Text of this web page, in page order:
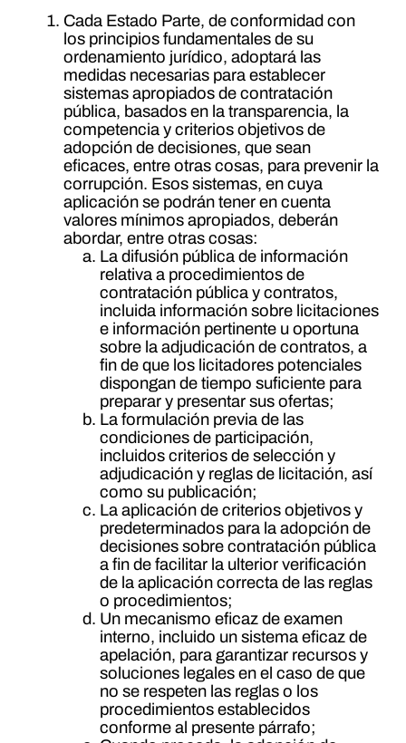
Cada Estado Parte, de conformidad con
los principios fundamentales de su
ordenamiento jurídico, adoptará las
medidas necesarias para establecer
sistemas apropiados de contratación
pública, basados en la transparencia, la
competencia y criterios objetivos de
adopción de decisiones, que sean
eficaces, entre otras cosas, para prevenir la
corrupción. Esos sistemas, en cuya
aplicación se podrán tener en cuenta
valores mínimos apropiados, deberán
abordar, entre otras cosas:
La difusión pública de información
relativa a procedimientos de
contratación pública y contratos,
incluida información sobre licitaciones
e información pertinente u oportuna
sobre la adjudicación de contratos, a
fin de que los licitadores potenciales
dispongan de tiempo suficiente para
preparar y presentar sus ofertas;
La formulación previa de las
condiciones de participación,
incluidos criterios de selección y
adjudicación y reglas de licitación, así
como su publicación;
La aplicación de criterios objetivos y
predeterminados para la adopción de
decisiones sobre contratación pública
a fin de facilitar la ulterior verificación
de la aplicación correcta de las reglas
o procedimientos;
Un mecanismo eficaz de examen
interno, incluido un sistema eficaz de
apelación, para garantizar recursos y
soluciones legales en el caso de que
no se respeten las reglas o los
procedimientos establecidos
conforme al presente párrafo;